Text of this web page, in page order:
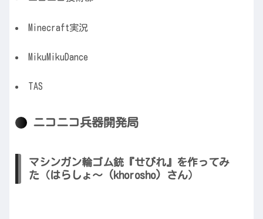
Minecraft実況
MikuMikuDance
TAS
ニコニコ兵器開発局
マシンガン輪ゴム銃『せびれ』を作ってみ
た（はらしょ～ (khorosho) さん）